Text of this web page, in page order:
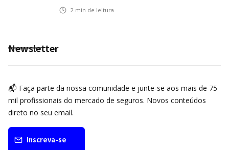
2 min de leitura
Newsletter
📬 Faça parte da nossa comunidade e junte-se aos mais de 75
mil profissionais do mercado de seguros. Novos conteúdos
direto no seu email.
Inscreva-se